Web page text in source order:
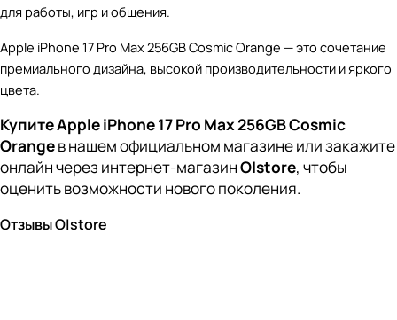
для работы, игр и общения.
Apple iPhone 17 Pro Max 256GB Cosmic Orange — это сочетание
премиального дизайна, высокой производительности и яркого
цвета.
Купите Apple iPhone 17 Pro Max 256GB Cosmic
Orangeв нашем официальном магазине или закажите
онлайн через интернет-магазинO|store, чтобы
оценить возможности нового поколения.
Отзывы O|store